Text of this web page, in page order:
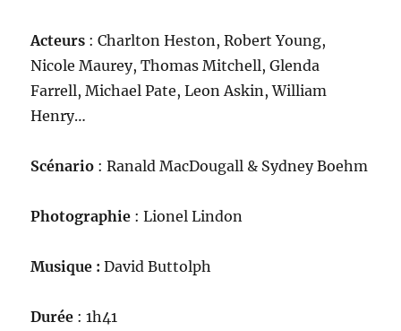
Acteurs : Charlton Heston, Robert Young,
Nicole Maurey, Thomas Mitchell, Glenda
Farrell, Michael Pate, Leon Askin, William
Henry…
Scénario : Ranald MacDougall & Sydney Boehm
Photographie : Lionel Lindon
Musique : David Buttolph
Durée : 1h41